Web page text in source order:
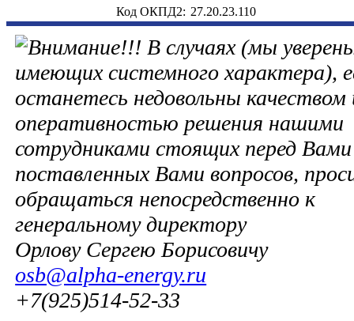
Код ОКПД2: 27.20.23.110
В случаях (мы
имеющих системного характера),
останетесь недовольны качеством
оперативностью решения нашими
сотрудниками стоящих перед Вами
поставленных Вами вопросов,
обращаться непосредственно к
генеральному директору
Орлову Сергею Борисовичу
osb@alpha-energy.ru
+7(925)514-52-33